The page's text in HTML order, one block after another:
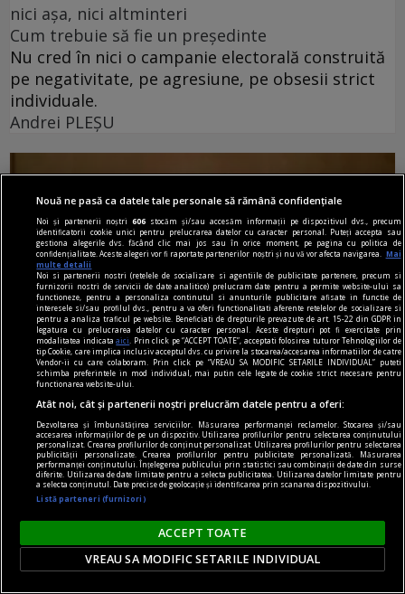
nici așa, nici altminteri
Cum trebuie să fie un președinte
Nu cred în nici o campanie electorală construită
pe negativitate, pe agresiune, pe obsesii strict
individuale.
Andrei PLEŞU
axa dus-întors
Avram Iancu – 200
Și totuși, posteritatea lui este impresionantă și
oricine mai simte românește nu poate să nu
simtă o înaltă emoție gîndindu-se la el.
Sever VOINESCU
Nouă ne pasă ca datele tale personale să rămână confidențiale
Noi și partenerii noștri606 stocăm și/sau accesăm informații pe dispozitivul dvs., precum
identificatorii cookie unici pentru prelucrarea datelor cu caracter personal. Puteți accepta sau
gestiona alegerile dvs. făcând clic mai jos sau în orice moment, pe pagina cu politica de
confidențialitate. Aceste alegeri vor fi raportate partenerilor noștri și nu vă vor afecta navigarea.
Mai
multe detalii
Noi si partenerii nostri (retelele de socializare si agentiile de publicitate partenere, precum si
furnizorii nostri de servicii de date analitice) prelucram date pentru a permite website-ului sa
functioneze, pentru a personaliza continutul si anunturile publicitare afisate in functie de
interesele si/sau profilul dvs., pentru a va oferi functionalitati aferente retelelor de socializare si
pentru a analiza traficul pe website. Beneficiati de drepturile prevazute de art. 15-22 din GDPR in
legatura cu prelucrarea datelor cu caracter personal. Aceste drepturi pot fi exercitate prin
modalitatea indicataaici
. Prin click pe “ACCEPT TOATE”, acceptati folosirea tuturor Tehnologiilor de
tip Cookie, care implica inclusiv acceptul dvs. cu privire la stocarea/accesarea informatiilor de catre
Vendor-ii cu care colaboram. Prin click pe “VREAU SA MODIFIC SETARILE INDIVIDUAL” puteti
schimba preferintele in mod individual, mai putin cele legate de cookie strict necesare pentru
functionarea website-ului.
Atât noi, cât și partenerii noștri prelucrăm datele pentru a oferi:
Dezvoltarea și îmbunătățirea serviciilor. Măsurarea performanței reclamelor. Stocarea și/sau
accesarea informațiilor de pe un dispozitiv. Utilizarea profilurilor pentru selectarea conținutului
personalizat. Crearea profilurilor de conținut personalizat. Utilizarea profilurilor pentru selectarea
publicității personalizate. Crearea profilurilor pentru publicitate personalizată. Măsurarea
performanței conținutului. Înțelegerea publicului prin statistici sau combinații de date din surse
diferite. Utilizarea de date limitate pentru a selecta publicitatea. Utilizarea datelor limitate pentru
a selecta conținutul. Date precise de geolocație și identificarea prin scanarea dispozitivului.
Listă parteneri (furnizori)
ACCEPT TOATE
VREAU SA MODIFIC SETARILE INDIVIDUAL